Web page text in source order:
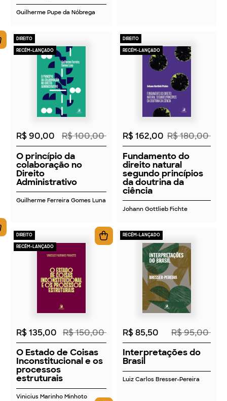
Guilherme Pupe da Nóbrega
DIREITO
RECÉM-LANÇADO
2026
R$ 90,00
R$ 100,00
O princípio da
colaboração no
Direito
Administrativo
Guilherme Ferreira Gomes Luna
DIREITO
RECÉM-LANÇADO
2026
R$ 162,00 R$ 180,00
Fundamento do
direito natural
segundo princípios
da doutrina da
ciência
Johann Gottlieb Fichte
DIREITO
RECÉM-LANÇADO
2026
R$ 135,00 R$ 150,00
O Estado de Coisas
Inconstitucional e os
processos
estruturais
Vinicius Marinho Minhoto
RECÉM-LANÇADO
2026
R$ 85,50
R$ 95,00
Interpretações do
Brasil
Luiz Carlos Bresser-Pereira